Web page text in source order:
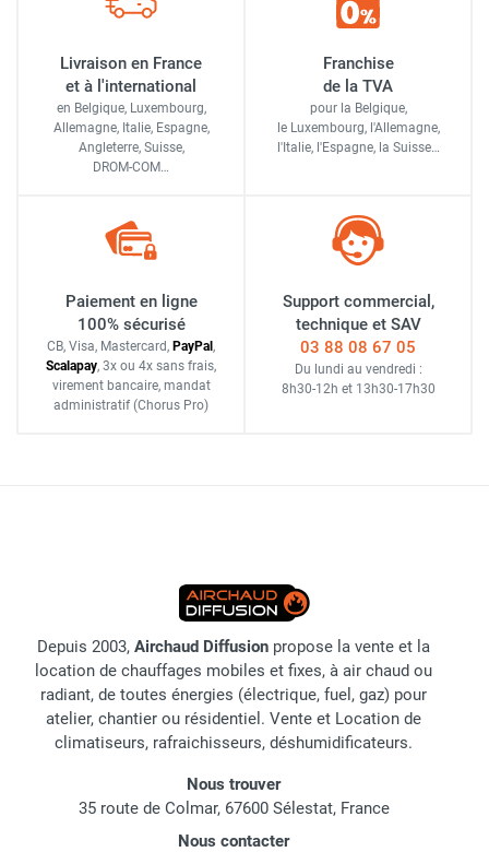
Livraison en France
et à l'international
en Belgique, Luxembourg,
Allemagne, Italie, Espagne,
Angleterre, Suisse,
DROM-COM…
Franchise
de la TVA
pour la Belgique,
le Luxembourg, l'Allemagne,
l'Italie, l'Espagne, la Suisse…
Paiement en ligne
100% sécurisé
CB, Visa, Mastercard, PayPal ,
Scalapay, 3x ou 4x sans frais,
virement bancaire, mandat
administratif (Chorus Pro)
Support commercial,
technique et SAV
03 88 08 67 05
Du lundi au vendredi :
8h30-12h et 13h30-17h30
Depuis 2003, Airchaud Diffusion propose la vente et la
location de chauffages mobiles et fixes, à air chaud ou
radiant, de toutes énergies (électrique, fuel, gaz) pour
atelier, chantier ou résidentiel. Vente et Location de
climatiseurs, rafraichisseurs, déshumidificateurs.
Nous trouver
35 route de Colmar, 67600 Sélestat, France
Nous contacter